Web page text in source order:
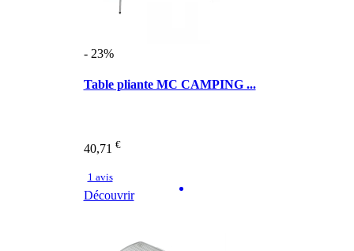
- 23%
Table pliante MC CAMPING ...
40,71 €
1 avis
Découvrir